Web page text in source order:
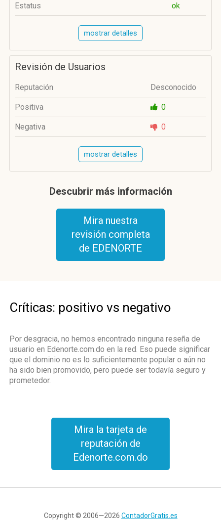
Estatus ok
mostrar detalles
Revisión de Usuarios
Reputación Desconocido
Positiva 0
Negativa 0
mostrar detalles
Descubrir más información
Mira nuestra
revisión completa
de EDENORTE
Críticas: positivo vs negativo
Por desgracia, no hemos encontrado ninguna reseña de
usuario en Edenorte.com.do en la red. Eso puede significar
que el dominio no es lo suficientemente popular o aún no
ha sido bien promovido, pero puede ser todavía seguro y
prometedor.
Mira la tarjeta de
reputación de
Edenorte.com.do
Copyright © 2006—2026 ContadorGratis.es